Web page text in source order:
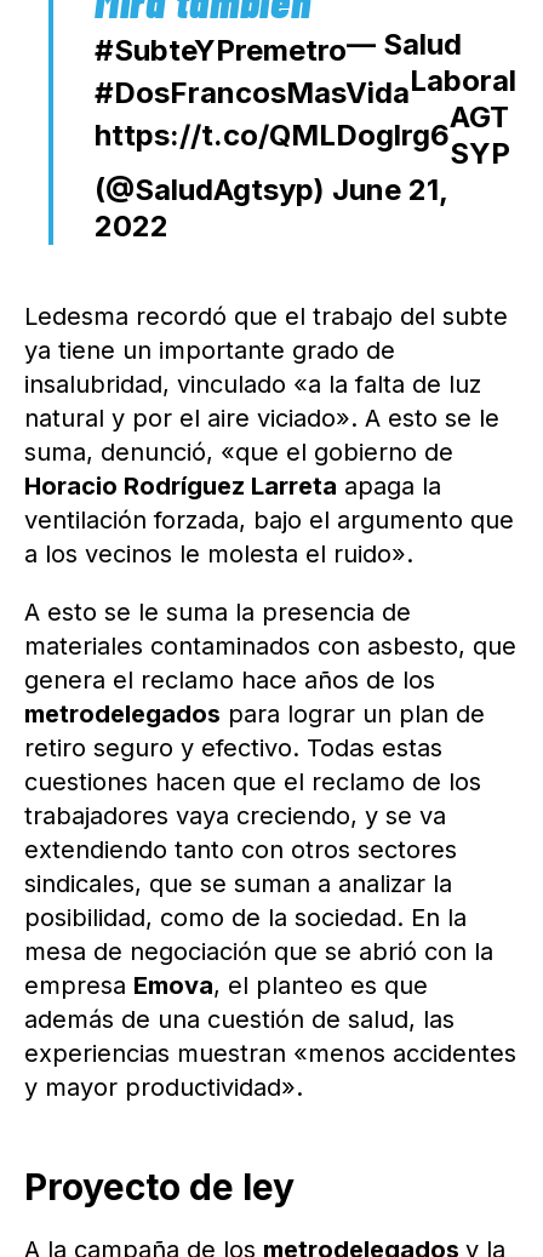
#SubteYPremetro
#DosFrancosMasVida
https://t.co/QMLDoglrg6
— Salud
Laboral
AGT
SYP
(@SaludAgtsyp) June 21,
2022
Ledesma recordó que el trabajo del subte
ya tiene un importante grado de
insalubridad, vinculado «a la falta de luz
natural y por el aire viciado». A esto se le
suma, denunció, «que el gobierno de
Horacio Rodríguez Larreta apaga la
ventilación forzada, bajo el argumento que
a los vecinos le molesta el ruido».
A esto se le suma la presencia de
materiales contaminados con asbesto, que
genera el reclamo hace años de los
metrodelegados para lograr un plan de
retiro seguro y efectivo. Todas estas
cuestiones hacen que el reclamo de los
trabajadores vaya creciendo, y se va
extendiendo tanto con otros sectores
sindicales, que se suman a analizar la
posibilidad, como de la sociedad. En la
mesa de negociación que se abrió con la
empresa Emova, el planteo es que
además de una cuestión de salud, las
experiencias muestran «menos accidentes
y mayor productividad».
Proyecto de ley
A la campaña de los metrodelegados y la